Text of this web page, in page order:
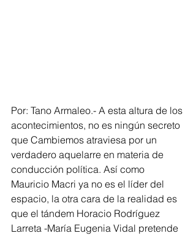
Por: Tano Armaleo.- A esta altura de los
acontecimientos, no es ningún secreto
que Cambiemos atraviesa por un
verdadero aquelarre en materia de
conducción política. Así como
Mauricio Macri ya no es el líder del
espacio, la otra cara de la realidad es
que el tándem Horacio Rodríguez
Larreta -María Eugenia Vidal pretende